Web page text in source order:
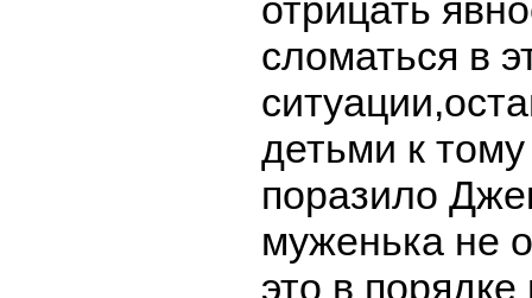
отрицать
сломаться в
детьми к
поразило
муженька не
это в